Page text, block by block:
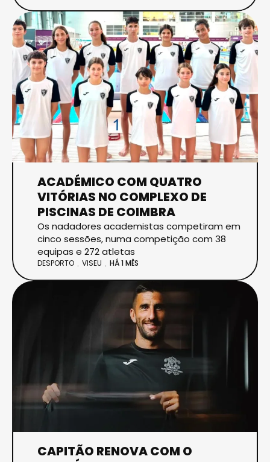
ACADÉMICO COM QUATRO
VITÓRIAS NO COMPLEXO DE
PISCINAS DE COIMBRA
Os nadadores academistas competiram em
cinco sessões, numa competição com 38
equipas e 272 atletas
DESPORTO VISEU HÁ 1 MÊS
CAPITÃO RENOVA COM O